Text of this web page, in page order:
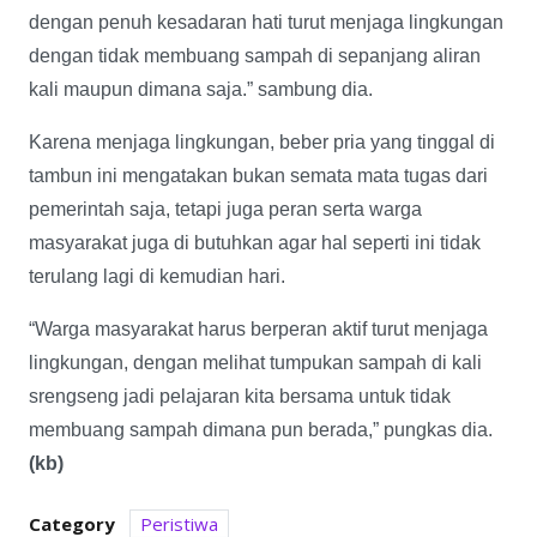
dengan penuh kesadaran hati turut menjaga lingkungan
dengan tidak membuang sampah di sepanjang aliran
kali maupun dimana saja.” sambung dia.
Karena menjaga lingkungan, beber pria yang tinggal di
tambun ini mengatakan bukan semata mata tugas dari
pemerintah saja, tetapi juga peran serta warga
masyarakat juga di butuhkan agar hal seperti ini tidak
terulang lagi di kemudian hari.
“Warga masyarakat harus berperan aktif turut menjaga
lingkungan, dengan melihat tumpukan sampah di kali
srengseng jadi pelajaran kita bersama untuk tidak
membuang sampah dimana pun berada,” pungkas dia.
(kb)
Category Peristiwa